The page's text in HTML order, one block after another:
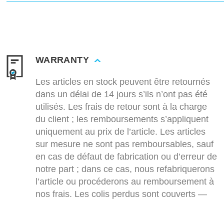
WARRANTY
Les articles en stock peuvent être retournés
dans un délai de 14 jours s’ils n’ont pas été
utilisés. Les frais de retour sont à la charge
du client ; les remboursements s’appliquent
uniquement au prix de l’article. Les articles
sur mesure ne sont pas remboursables, sauf
en cas de défaut de fabrication ou d’erreur de
notre part ; dans ce cas, nous refabriquerons
l’article ou procéderons au remboursement à
nos frais. Les colis perdus sont couverts —